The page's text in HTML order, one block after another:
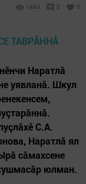
1494 0 0
Наратлă
уявланă. Шкул
С.А.
Наратлă ял
сăмахсене
юлман.